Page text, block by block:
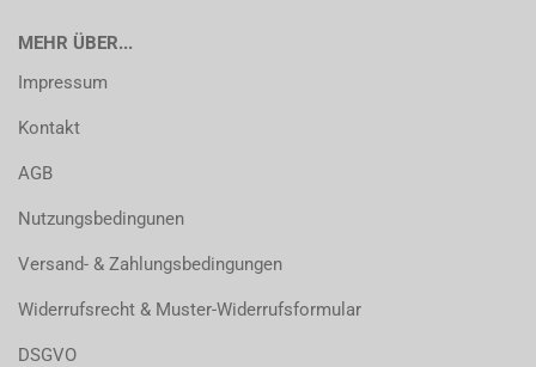
MEHR ÜBER...
Impressum
Kontakt
AGB
Nutzungsbedingunen
Versand- & Zahlungsbedingungen
Widerrufsrecht & Muster-Widerrufsformular
DSGVO